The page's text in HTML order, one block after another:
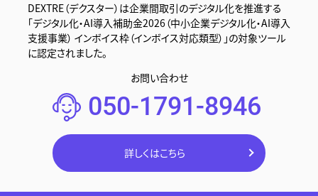
DEXTRE（デクスター）は企業間取引のデジタル化を推進する
「デジタル化・AI導入補助金2026（中小企業デジタル化・AI導入
支援事業） インボイス枠（インボイス対応類型）」の対象ツール
に認定されました。
お問い合わせ
050-1791-8946
詳しくはこちら